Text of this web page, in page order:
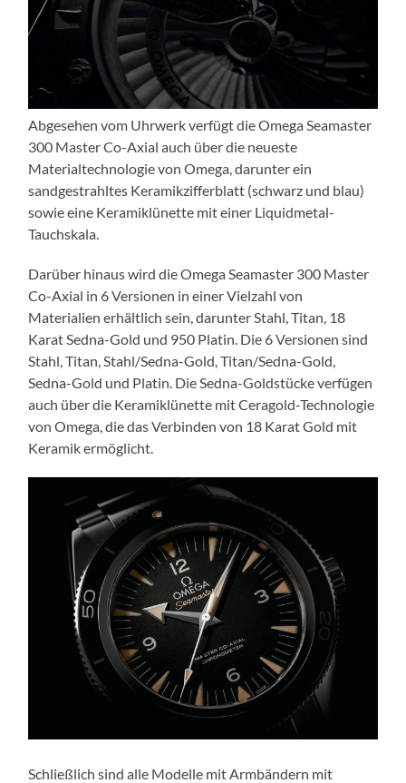
Abgesehen vom Uhrwerk verfügt die Omega Seamaster
300 Master Co-Axial auch über die neueste
Materialtechnologie von Omega, darunter ein
sandgestrahltes Keramikzifferblatt (schwarz und blau)
sowie eine Keramiklünette mit einer Liquidmetal-
Tauchskala.
Darüber hinaus wird die Omega Seamaster 300 Master
Co-Axial in 6 Versionen in einer Vielzahl von
Materialien erhältlich sein, darunter Stahl, Titan, 18
Karat Sedna-Gold und 950 Platin. Die 6 Versionen sind
Stahl, Titan, Stahl/Sedna-Gold, Titan/Sedna-Gold,
Sedna-Gold und Platin. Die Sedna-Goldstücke verfügen
auch über die Keramiklünette mit Ceragold-Technologie
von Omega, die das Verbinden von 18 Karat Gold mit
Keramik ermöglicht.
Schließlich sind alle Modelle mit Armbändern mit